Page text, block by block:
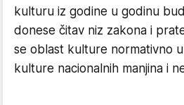
kulturu iz godine u godinu
donese čitav niz zakona i
se oblast kulture normativno
kulture nacionalnih manjina i